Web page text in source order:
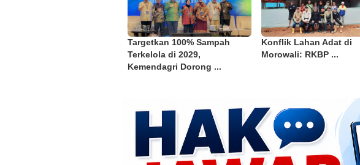
Targetkan 100% Sampah
Terkelola di 2029,
Kemendagri Dorong ...
Konflik Lahan Adat di
Morowali: RKBP ...